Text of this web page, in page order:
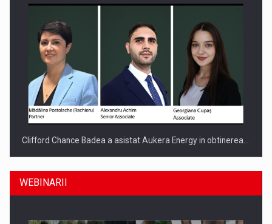
Clifford Chance Badea a asistat Aukera Energy in obtinerea…
WEBINARII